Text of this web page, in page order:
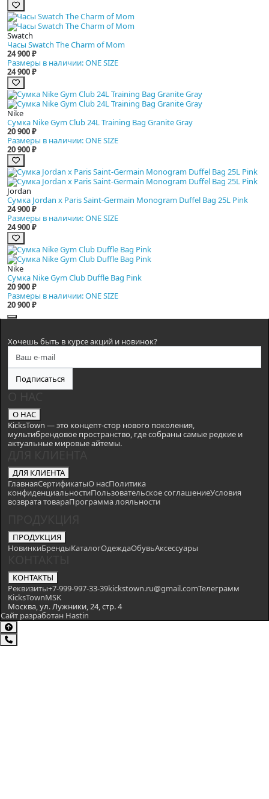
Swatch
Часы Swatch The Charm of Mom
24 900 ₽
Размеры в наличии: ONE SIZE
24 900 ₽
Nike
Сумка Nike Gym Club 24L Training Bag Granite Gray
20 900 ₽
Размеры в наличии: ONE SIZE
20 900 ₽
Jordan
Сумка Jordan x Paris Saint-Germain Monogram Duffel Bag 25L Pink
24 900 ₽
Размеры в наличии: ONE SIZE
24 900 ₽
Nike
Сумка Nike Gym Club Duffle Bag Pink
20 900 ₽
Размеры в наличии: ONE SIZE
20 900 ₽
Хочешь быть в курсе акций и новинок?
Подписаться
О НАС
KicksTown — это концепт-стор нового поколения,
мультибрендовое пространство, где собраны самые редкие и
актуальные мировые айтемы.
ДЛЯ КЛИЕНТА
ГлавнаяСертификатыО насПолитика
конфиденциальностиПользовательское соглашениеУсловия
возврата товараПрограмма лояльности
ПРОДУКЦИЯ
НовинкиБрендыКаталогОдеждаОбувьАксессуары
КОНТАКТЫ
Реквизиты+7-999-997-33-39kickstown.ru@gmail.comТелеграмм
KicksTownMSK
Москва, ул. Лужники, 24, стр. 4
Сайт разработан Hastin